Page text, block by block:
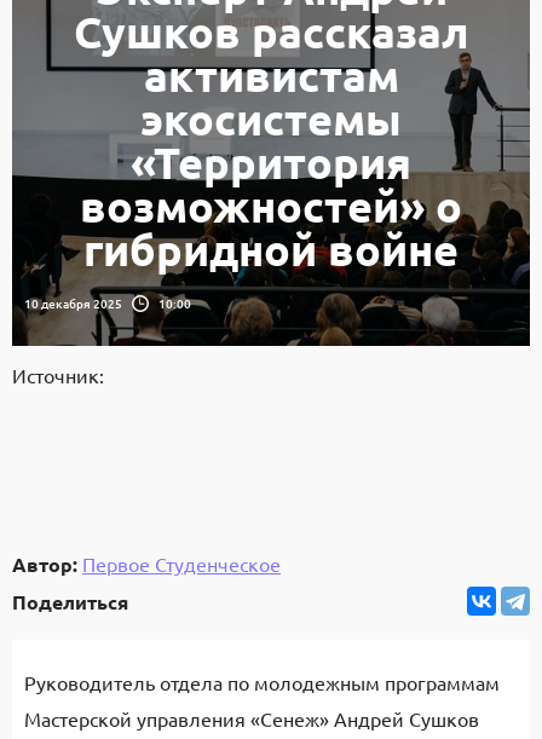
Сушков рассказал
активистам
экосистемы
«Территория
возможностей» о
гибридной войне
10 декабря 2025 10:00
Источник:
Автор: Первое Студенческое
Поделиться
Руководитель отдела по молодежным программам
Мастерской управления «Сенеж» Андрей Сушков